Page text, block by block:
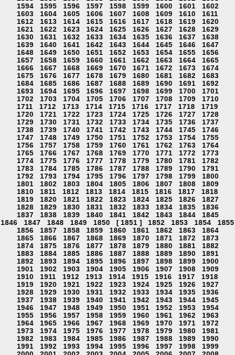
1594
1595 1596 1597 1598 1599 1600 1601
1602
1603
1604 1605 1606 1607 1608 1609 1610
1611
1612
1613 1614 1615 1616 1617 1618 1619
1620
1621
1622 1623 1624 1625 1626 1627 1628
1629
1630
1631 1632 1633 1634 1635 1636 1637
1638
1639
1640 1641 1642 1643 1644 1645 1646
1647
1648
1649 1650 1651 1652 1653 1654 1655
1656
1657
1658 1659 1660 1661 1662 1663 1664
1665
1666
1667 1668 1669 1670 1671 1672 1673
1674
1675
1676 1677 1678 1679 1680 1681 1682
1683
1684
1685 1686 1687 1688 1689 1690 1691
1692
1693
1694 1695 1696 1697 1698 1699 1700
1701
1702
1703 1704 1705 1706 1707 1708 1709
1710
1711
1712 1713 1714 1715 1716 1717 1718
1719
1720
1721 1722 1723 1724 1725 1726 1727
1728
1729
1730 1731 1732 1733 1734 1735 1736
1737
1738
1739 1740 1741 1742 1743 1744 1745
1746
1747
1748 1749 1750 1751 1752 1753 1754
1755
1756
1757 1758 1759 1760 1761 1762 1763
1764
1765
1766 1767 1768 1769 1770 1771 1772
1773
1774
1775 1776 1777 1778 1779 1780 1781
1782
1783
1784 1785 1786 1787 1788 1789 1790
1791
1792
1793 1794 1795 1796 1797 1798 1799
1800
1801
1802 1803 1804 1805 1806 1807 1808
1809
1810
1811 1812 1813 1814 1815 1816 1817
1818
1819
1820 1821 1822 1823 1824 1825 1826
1827
1828
1829 1830 1831 1832 1833 1834 1835
1836
1837
1838 1839 1840 1841 1842 1843 1844
1845
1846
1847 1848 1849 1850 [ 1851 ] 1852 1853 1854
1855
1856
1857 1858 1859 1860 1861 1862 1863
1864
1865
1866 1867 1868 1869 1870 1871 1872
1873
1874
1875 1876 1877 1878 1879 1880 1881
1882
1883
1884 1885 1886 1887 1888 1889 1890
1891
1892
1893 1894 1895 1896 1897 1898 1899
1900
1901
1902 1903 1904 1905 1906 1907 1908
1909
1910
1911 1912 1913 1914 1915 1916 1917
1918
1919
1920 1921 1922 1923 1924 1925 1926
1927
1928
1929 1930 1931 1932 1933 1934 1935
1936
1937
1938 1939 1940 1941 1942 1943 1944
1945
1946
1947 1948 1949 1950 1951 1952 1953
1954
1955
1956 1957 1958 1959 1960 1961 1962
1963
1964
1965 1966 1967 1968 1969 1970 1971
1972
1973
1974 1975 1976 1977 1978 1979 1980
1981
1982
1983 1984 1985 1986 1987 1988 1989
1990
1991
1992 1993 1994 1995 1996 1997 1998
1999